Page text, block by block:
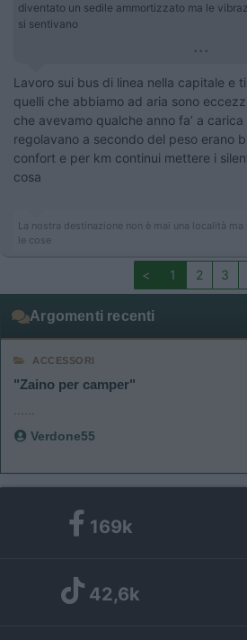
diventato un sedile ammortizzato ma le
si sentivano
...
Lavoro sui bus di linea nella capitale e
quelli che abbiamo ad aria sono
che avevamo qualche anno fa’ a
regolavano a secondo del peso erano
confort e per km continui mettere i
cosa
La nostra destinazione non è mai una località
le cose
< 1 2 3
Argomenti recenti
ACCESSORI
"Zaino per camper"
......
Verdone55
169k
42,6k